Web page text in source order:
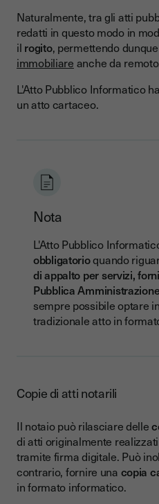
Naturalmente, tra gli atti
redatti in questo modo in
il rogito, permettendo
immobiliare anche da
L'Atto Pubblico Informatico
un atto cartaceo.
Nota
L'Atto Pubblico
obbligatorioquando
di appalto per servizi,
Pubblica
sempre possibile optare
tradizionale atto in
Copie di atti notarili
Il notaio può rilasciare delle
di atti originalmente
tramite firma digitale. Può
contrario, fornire una copia
in formato informatico.